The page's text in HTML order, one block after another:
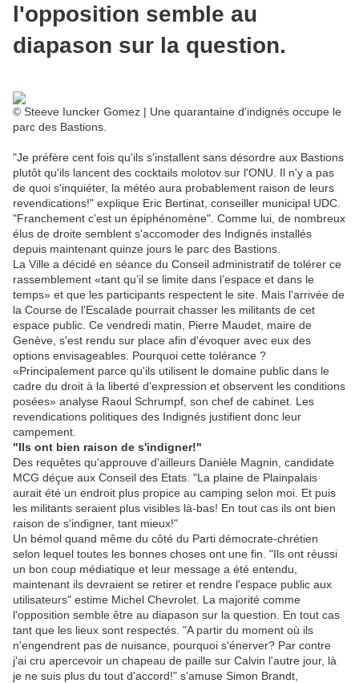
l'opposition semble au
diapason sur la question.
© Steeve Iuncker Gomez | Une quarantaine d'indignés occupe le
parc des Bastions.
"Je préfère cent fois qu'ils s'installent sans désordre aux Bastions
plutôt qu'ils lancent des cocktails molotov sur l'ONU. Il n'y a pas
de quoi s'inquiéter, la météo aura probablement raison de leurs
revendications!" explique Eric Bertinat, conseiller municipal UDC.
"Franchement c'est un épiphénomène". Comme lui, de nombreux
élus de droite semblent s'accomoder des Indignés installés
depuis maintenant quinze jours le parc des Bastions.
La Ville a décidé en séance du Conseil administratif de tolérer ce
rassemblement «tant qu’il se limite dans l’espace et dans le
temps» et que les participants respectent le site. Mais l'arrivée de
la Course de l'Escalade pourrait chasser les militants de cet
espace public. Ce vendredi matin, Pierre Maudet, maire de
Genève, s'est rendu sur place afin d'évoquer avec eux des
options envisageables. Pourquoi cette tolérance ?
«Principalement parce qu'ils utilisent le domaine public dans le
cadre du droit à la liberté d'expression et observent les conditions
posées» analyse Raoul Schrumpf, son chef de cabinet. Les
revendications politiques des Indignés justifient donc leur
campement.
"Ils ont bien raison de s'indigner!"
Des requêtes qu'approuve d'ailleurs Danièle Magnin, candidate
MCG déçue aux Conseil des Etats. "La plaine de Plainpalais
aurait été un endroit plus propice au camping selon moi. Et puis
les militants seraient plus visibles là-bas! En tout cas ils ont bien
raison de s'indigner, tant mieux!"
Un bémol quand même du côté du Parti démocrate-chrétien
selon lequel toutes les bonnes choses ont une fin. "Ils ont réussi
un bon coup médiatique et leur message a été entendu,
maintenant ils devraient se retirer et rendre l'espace public aux
utilisateurs" estime Michel Chevrolet. La majorité comme
l'opposition semble être au diapason sur la question. En tout cas
tant que les lieux sont respectés. "A partir du moment où ils
n'engendrent pas de nuisance, pourquoi s'énerver? Par contre
j'ai cru apercevoir un chapeau de paille sur Calvin l'autre jour, là
je ne suis plus du tout d'accord!" s'amuse Simon Brandt,